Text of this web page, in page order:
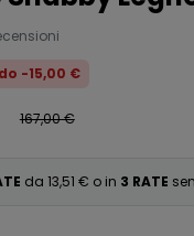
-15,00 €
167,00 €
da 13,51 € o in 3 RATE